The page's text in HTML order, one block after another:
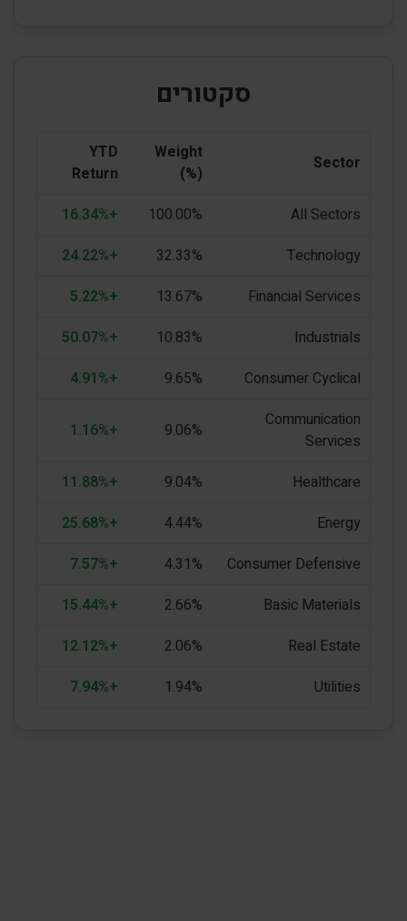
סקטורים
Sector
Weight
(%)
YTD
Return
All Sectors
100.00%
+16.34%
Technology
32.33%
+24.22%
Financial Services
13.67%
+5.22%
Industrials
10.83%
+50.07%
Consumer Cyclical
9.65%
+4.91%
Communication
Services
9.06%
+1.16%
Healthcare
9.04%
+11.88%
Energy
4.44%
+25.68%
Consumer Defensive
4.31%
+7.57%
Basic Materials
2.66%
+15.44%
Real Estate
2.06%
+12.12%
Utilities
1.94%
+7.94%